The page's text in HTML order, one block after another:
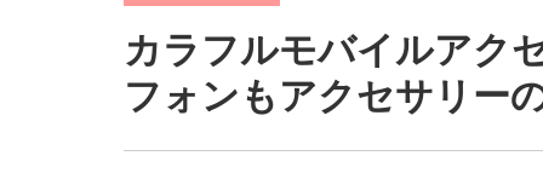
カラフルモバイルアク
フォンもアクセサリー